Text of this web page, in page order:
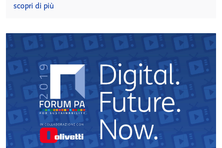
scopri di più